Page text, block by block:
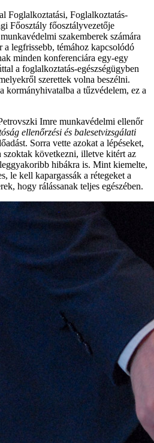
Foglalkoztatási, Foglalkoztatás-
Főosztály főosztályvezetője
szakemberek számára
legfrissebb, témához kapcsolódó
minden konferenciára egy-egy
a foglalkoztatás-egészségügyben
szerettek volna beszélni.
kormányhivatalba a tűzvédelem, ez a
Imre munkavédelmi ellenőr
ellenőrzési és balesetvizsgálati
Sorra vette azokat a lépéseket,
szoktak következni, illetve kitért az
hibákra is. Mint kiemelte,
le kell kapargassák a rétegeket a
hogy rálássanak teljes egészében.